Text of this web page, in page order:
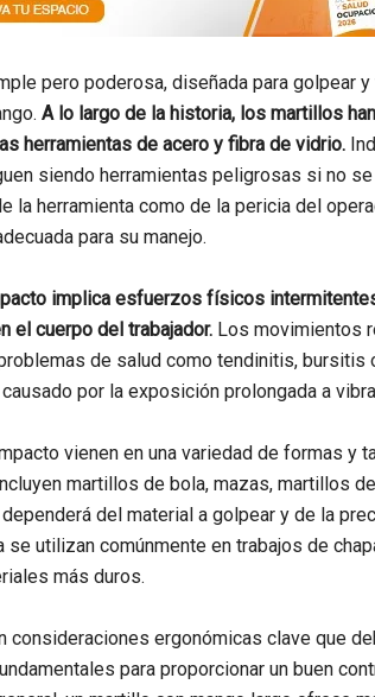
pero poderosa, diseñada para golpear
A lo largo de la historia, los martillos
herramientas de acero y fibra de vidrio.
siendo herramientas peligrosas si no
la herramienta como de la pericia del
para su manejo.
implica esfuerzos físicos
el cuerpo del trabajador. Los movimientos
de salud como tendinitis, bursitis
por la exposición prolongada a
vienen en una variedad de formas y
martillos de bola, mazas, martillos
del material a golpear y de la
utilizan comúnmente en trabajos de
más duros.
consideraciones ergonómicas clave que
para proporcionar un buen